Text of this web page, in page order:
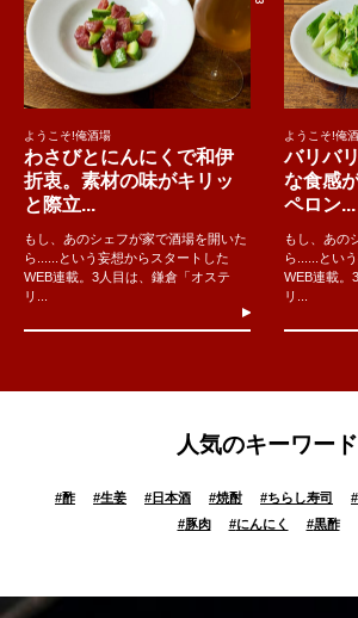
ようこそ!俺酒場
わさびとにんにくで和伊
折衷。素材の味がキリッ
と際立...
もし、あのシェフが家で酒場を開いた
ら......という妄想からスタートした
WEB連載。3人目は、鎌倉「オステ
リ...
ようこそ!俺
バリバ
な食感
ペロン...
もし、あの
ら......とい
WEB連載。
リ...
人気のキーワード
#酢 #生姜 #日本酒 #焼酎 #ちらし寿司 #
#豚肉 #にんにく #黒酢